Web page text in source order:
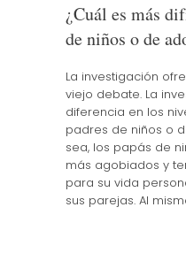
¿Cuál es más
de niños o de
La investigación
viejo debate. La
diferencia en los
padres de niños o
sea, los papás de
más agobiados y
para su vida
sus parejas. Al